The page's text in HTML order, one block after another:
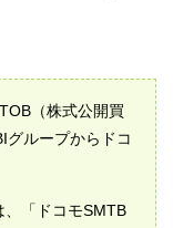
（株式公開買
グループからドコ
「ドコモSMTB